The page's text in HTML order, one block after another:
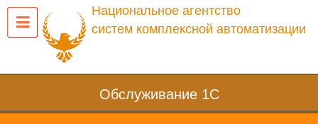
Национальное агентство
систем комплексной автоматизации
Обслуживание 1С